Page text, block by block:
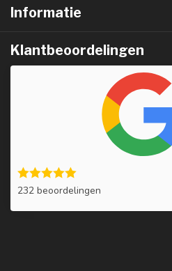
Informatie
Klantbeoordelingen
232 beoordelingen